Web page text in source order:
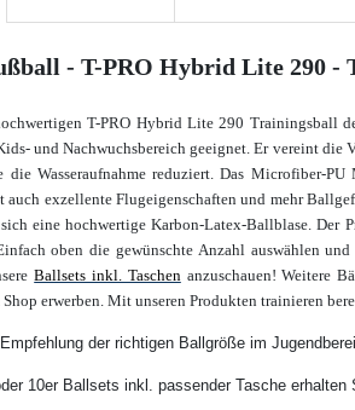
- T-PRO Hybrid Lite 290 -
T-PRO Hybrid Lite 290 Trainingsball
und Nachwuchsbereich geeignet. Er vereint die
die Wasseraufnahme reduziert. Das Microfiber-
auch exzellente Flugeigenschaften und mehr
eine hochwertige Karbon-Latex-Ballblase. Der
oben die gewünschte Anzahlauswählen und
Ballsets inkl. Taschenanzuschauen! Weitere
erwerben. Mit unseren Produkten trainieren
der richtigen Ballgröße im
10er Ballsets inkl. passender Tasche erhalten